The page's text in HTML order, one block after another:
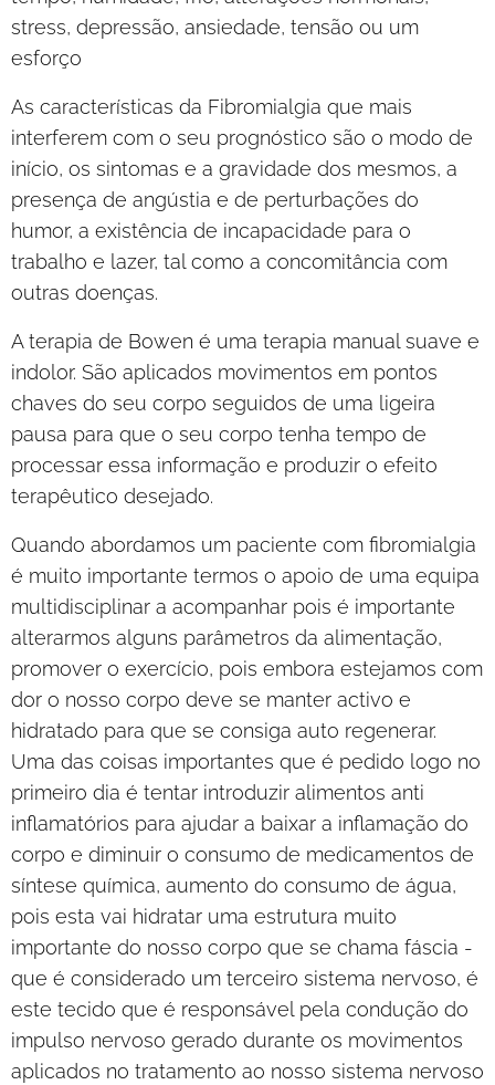
stress, depressão, ansiedade, tensão ou um
esforço
As características da Fibromialgia que mais
interferem com o seu prognóstico são o modo de
início, os sintomas e a gravidade dos mesmos, a
presença de angústia e de perturbações do
humor, a existência de incapacidade para o
trabalho e lazer, tal como a concomitância com
outras doenças.
A terapia de Bowen é uma terapia manual suave e
indolor. São aplicados movimentos em pontos
chaves do seu corpo seguidos de uma ligeira
pausa para que o seu corpo tenha tempo de
processar essa informação e produzir o efeito
terapêutico desejado.
Quando abordamos um paciente com fibromialgia
é muito importante termos o apoio de uma equipa
multidisciplinar a acompanhar pois é importante
alterarmos alguns parâmetros da alimentação,
promover o exercício, pois embora estejamos com
dor o nosso corpo deve se manter activo e
hidratado para que se consiga auto regenerar.
Uma das coisas importantes que é pedido logo no
primeiro dia é tentar introduzir alimentos anti
inflamatórios para ajudar a baixar a inflamação do
corpo e diminuir o consumo de medicamentos de
síntese química, aumento do consumo de água,
pois esta vai hidratar uma estrutura muito
importante do nosso corpo que se chama fáscia -
que é considerado um terceiro sistema nervoso, é
este tecido que é responsável pela condução do
impulso nervoso gerado durante os movimentos
aplicados no tratamento ao nosso sistema nervoso